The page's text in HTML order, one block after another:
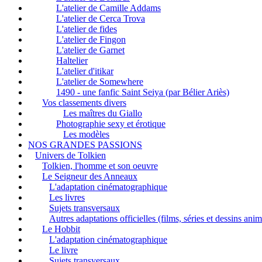
L'atelier de Camille Addams
L'atelier de Cerca Trova
L'atelier de fides
L'atelier de Fingon
L'atelier de Garnet
Haltelier
L'atelier d'itikar
L'atelier de Somewhere
1490 - une fanfic Saint Seiya (par Bélier Ariès)
Vos classements divers
Les maîtres du Giallo
Photographie sexy et érotique
Les modèles
NOS GRANDES PASSIONS
Univers de Tolkien
Tolkien, l'homme et son oeuvre
Le Seigneur des Anneaux
L'adaptation cinématographique
Les livres
Sujets transversaux
Autres adaptations officielles (films, séries et dessins
Le Hobbit
L'adaptation cinématographique
Le livre